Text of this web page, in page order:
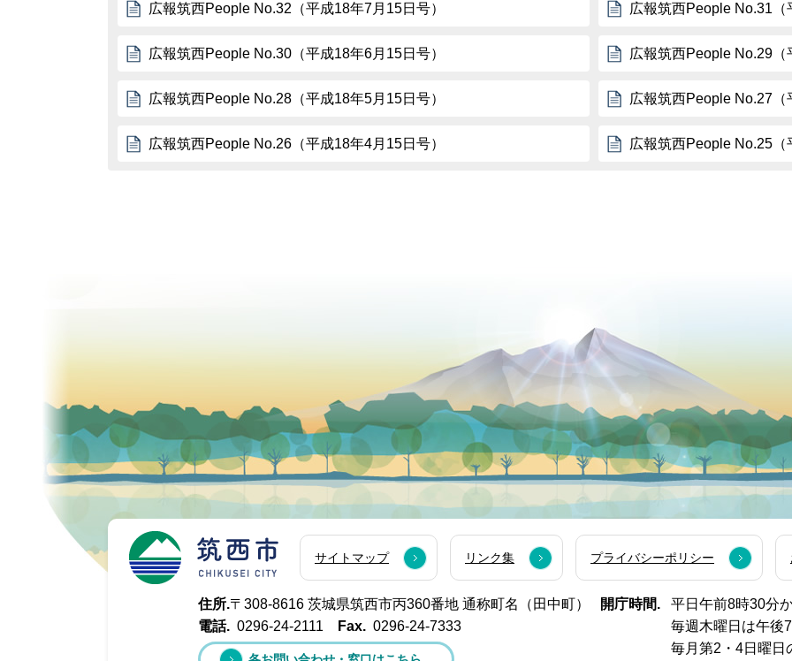
広報筑西People No.32（平成18年7月15日号） 広報筑西People No.31
広報筑西People No.30（平成18年6月15日号） 広報筑西People No.29
広報筑西People No.28（平成18年5月15日号） 広報筑西People No.27
広報筑西People No.26（平成18年4月15日号） 広報筑西People No.25
サイトマップ リンク集 プライバシーポリシー
住所.〒308-8616 茨城県筑西市丙360番地 通称町名（田中町）
電話. 0296-24-2111 Fax. 0296-24-7333
開庁時間.
平日午前8時30分
毎週木曜日は午後
毎月第2・4日曜日